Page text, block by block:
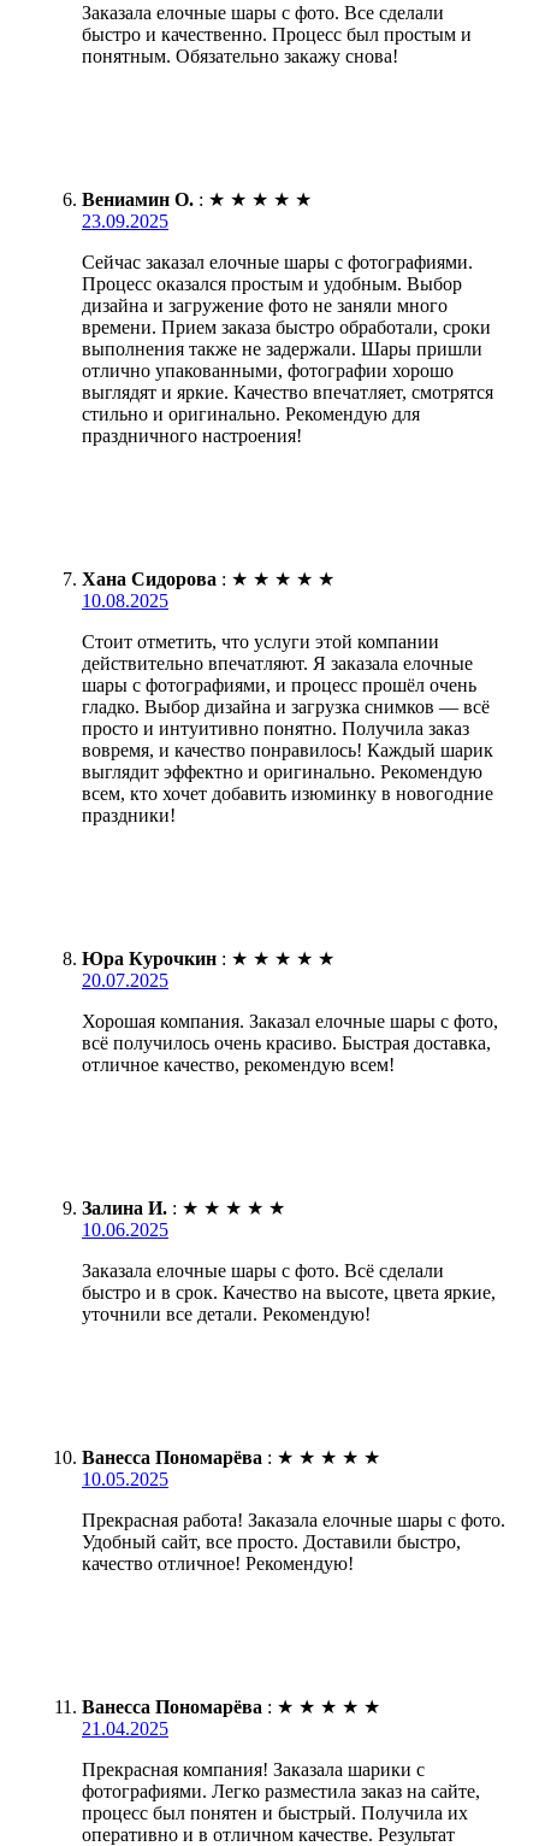
Заказала елочные шары с фото. Все сделали
быстро и качественно. Процесс был простым и
понятным. Обязательно закажу снова!
Вениамин О. : ★ ★ ★ ★ ★
23.09.2025
Сейчас заказал елочные шары с фотографиями.
Процесс оказался простым и удобным. Выбор
дизайна и загружение фото не заняли много
времени. Прием заказа быстро обработали, сроки
выполнения также не задержали. Шары пришли
отлично упакованными, фотографии хорошо
выглядят и яркие. Качество впечатляет, смотрятся
стильно и оригинально. Рекомендую для
праздничного настроения!
Хана Сидорова : ★ ★ ★ ★ ★
10.08.2025
Стоит отметить, что услуги этой компании
действительно впечатляют. Я заказала елочные
шары с фотографиями, и процесс прошёл очень
гладко. Выбор дизайна и загрузка снимков — всё
просто и интуитивно понятно. Получила заказ
вовремя, и качество понравилось! Каждый шарик
выглядит эффектно и оригинально. Рекомендую
всем, кто хочет добавить изюминку в новогодние
праздники!
Юра Курочкин : ★ ★ ★ ★ ★
20.07.2025
Хорошая компания. Заказал елочные шары с фото,
всё получилось очень красиво. Быстрая доставка,
отличное качество, рекомендую всем!
Залина И. : ★ ★ ★ ★ ★
10.06.2025
Заказала елочные шары с фото. Всё сделали
быстро и в срок. Качество на высоте, цвета яркие,
уточнили все детали. Рекомендую!
Ванесса Пономарёва : ★ ★ ★ ★ ★
10.05.2025
Прекрасная работа! Заказала елочные шары с фото.
Удобный сайт, все просто. Доставили быстро,
качество отличное! Рекомендую!
Ванесса Пономарёва : ★ ★ ★ ★ ★
21.04.2025
Прекрасная компания! Заказала шарики с
фотографиями. Легко разместила заказ на сайте,
процесс был понятен и быстрый. Получила их
оперативно и в отличном качестве. Результат